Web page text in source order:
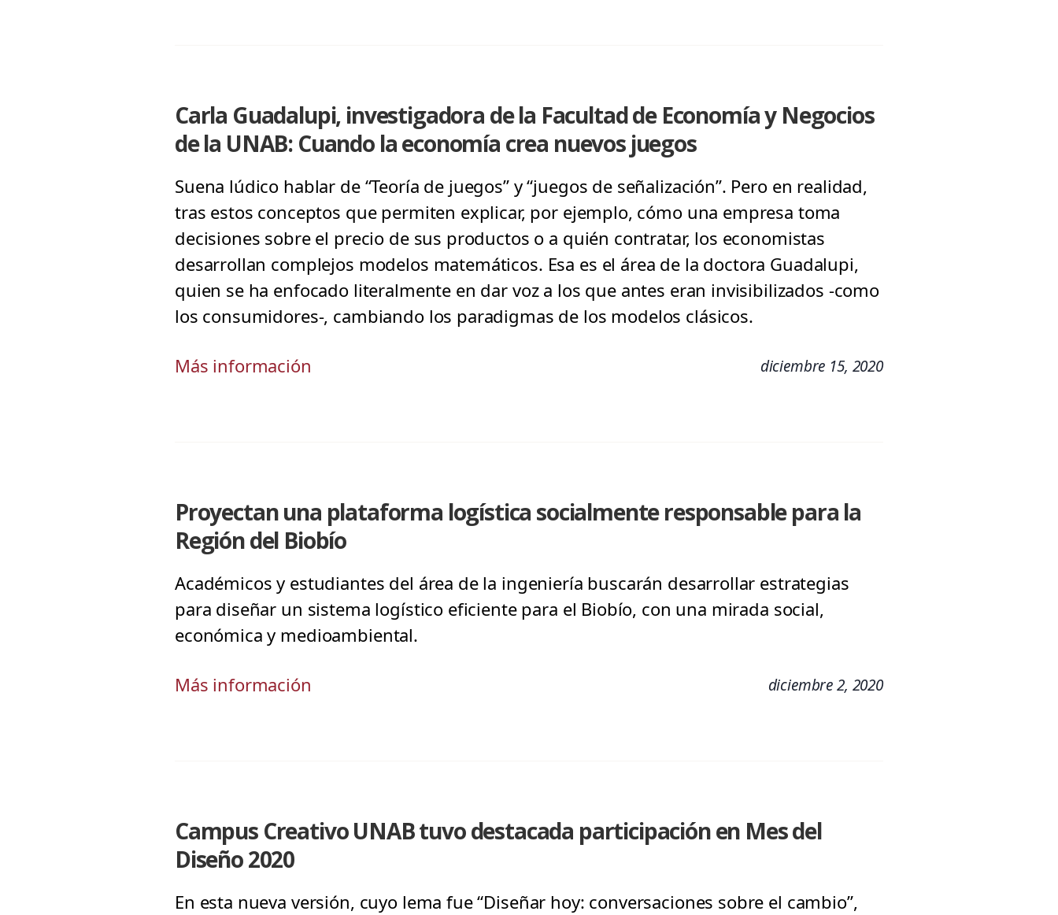
Carla Guadalupi, investigadora de la Facultad de Economía y Negocios
de la UNAB: Cuando la economía crea nuevos juegos
Suena lúdico hablar de “Teoría de juegos” y “juegos de señalización”. Pero en realidad,
tras estos conceptos que permiten explicar, por ejemplo, cómo una empresa toma
decisiones sobre el precio de sus productos o a quién contratar, los economistas
desarrollan complejos modelos matemáticos. Esa es el área de la doctora Guadalupi,
quien se ha enfocado literalmente en dar voz a los que antes eran invisibilizados -como
los consumidores-, cambiando los paradigmas de los modelos clásicos.
Más información diciembre 15, 2020
Proyectan una plataforma logística socialmente responsable para la
Región del Biobío
Académicos y estudiantes del área de la ingeniería buscarán desarrollar estrategias
para diseñar un sistema logístico eficiente para el Biobío, con una mirada social,
económica y medioambiental.
Más información diciembre 2, 2020
Campus Creativo UNAB tuvo destacada participación en Mes del
Diseño 2020
En esta nueva versión, cuyo lema fue “Diseñar hoy: conversaciones sobre el cambio”,